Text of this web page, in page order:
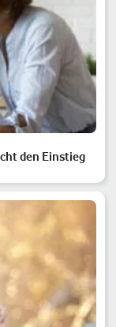
den Einstieg